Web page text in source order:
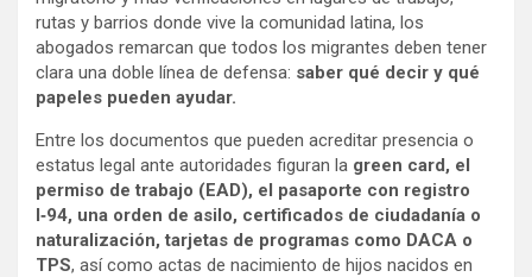
rutas y barrios donde vive la comunidad latina, los
abogados remarcan que todos los migrantes deben tener
clara una doble línea de defensa: saber qué decir y qué
papeles pueden ayudar.
Entre los documentos que pueden acreditar presencia o
estatus legal ante autoridades figuran la green card, el
permiso de trabajo (EAD), el pasaporte con registro
I‑94, una orden de asilo, certificados de ciudadanía o
naturalización, tarjetas de programas como DACA o
TPS, así como actas de nacimiento de hijos nacidos en